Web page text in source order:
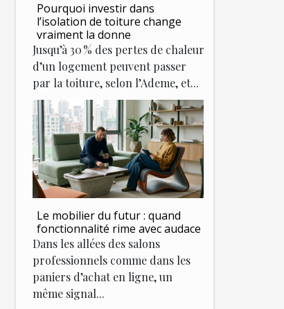
Pourquoi investir dans
l’isolation de toiture change
vraiment la donne
Jusqu’à 30 % des pertes de chaleur
d’un logement peuvent passer
par la toiture, selon l’Ademe, et...
Le mobilier du futur : quand
fonctionnalité rime avec audace
Dans les allées des salons
professionnels comme dans les
paniers d’achat en ligne, un
même signal...